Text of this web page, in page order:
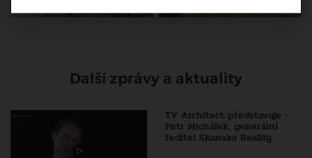
Další zprávy a aktuality
TV Architect představuje -
Petr Michálek, generální
ředitel Skanska Reality